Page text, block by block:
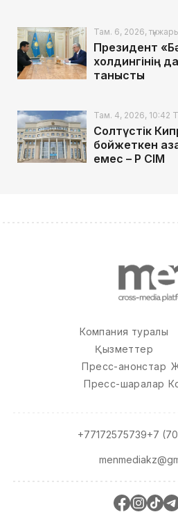
Там. 6, 2026,
Президент
холдингінің
танысты
Там. 4, 2026, 10:42
Солтүстік
бойжеткен
емес – ҚР СІМ
Компания туралы
Қызметтер
Пресс-анонстар
Пресс-шаралар
+77172575739+7